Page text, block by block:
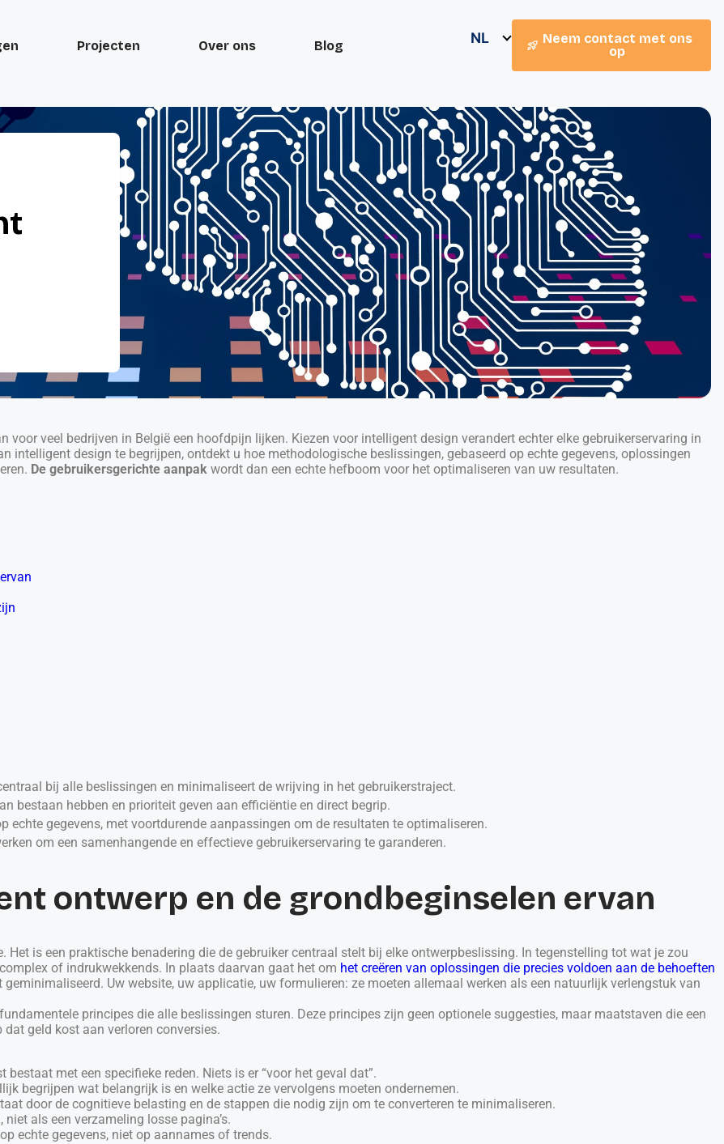
Projecten Over ons Blog NL
Neem contact met ons
op
veel bedrijven in België een hoofdpijn lijken. Kiezen voor intelligent design verandert echter elke gebruikerservaring in
intelligent design te begrijpen, ontdekt u hoe methodologische beslissingen, gebaseerd op echte gegevens, oplossingen
De gebruikersgerichte aanpak wordt dan een echte hefboom voor het optimaliseren van uw resultaten.
bij alle beslissingen en minimaliseert de wrijving in het gebruikerstraject.
bestaan hebben en prioriteit geven aan efficiëntie en direct begrip.
echte gegevens, met voortdurende aanpassingen om de resultaten te optimaliseren.
om een samenhangende en effectieve gebruikerservaring te garanderen.
ontwerp en de grondbeginselen ervan
is een praktische benadering die de gebruiker centraal stelt bij elke ontwerpbeslissing. In tegenstelling tot wat je zou
of indrukwekkends. In plaats daarvan gaat het om het creëren van oplossingen die precies voldoen aan de behoeften
Uw website, uw applicatie, uw formulieren: ze moeten allemaal werken als een natuurlijk verlengstuk van
principes die alle beslissingen sturen. Deze principes zijn geen optionele suggesties, maar maatstaven die een
geld kost aan verloren conversies.
bestaat met een specifieke reden. Niets is er “voor het geval dat”.
begrijpen wat belangrijk is en welke actie ze vervolgens moeten ondernemen.
door de cognitieve belasting en de stappen die nodig zijn om te converteren te minimaliseren.
als een verzameling losse pagina’s.
echte gegevens, niet op aannames of trends.